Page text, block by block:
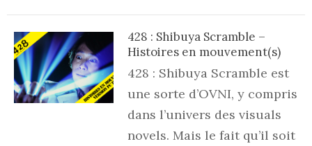
428 : Shibuya Scramble –
Histoires en mouvement(s)
428 : Shibuya Scramble est
une sorte d’OVNI, y compris
dans l’univers des visuals
novels. Mais le fait qu’il soit